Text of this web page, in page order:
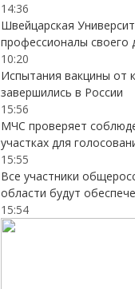
14:36
Швейцарская
профессионалы своего
10:20
Испытания вакцины от
завершились в России
15:56
МЧС проверяет
участках для
15:55
Все участники
области будут
15:54